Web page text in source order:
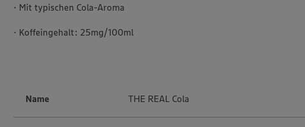
· Mit typischen Cola-Aroma
· Koffeingehalt: 25mg/100ml
Name THE REAL Cola